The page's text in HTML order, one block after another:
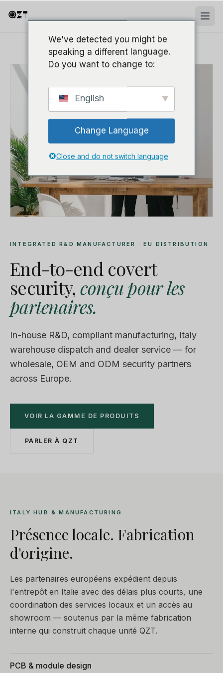
INTEGRATED R&D MANUFACTURER · EU DISTRIBUTION
End-to-end covert
security, conçu pour les
partenaires.
In-house R&D, compliant manufacturing, Italy
warehouse dispatch and dealer service — for
wholesale, OEM and ODM security partners
across Europe.
VOIR LA GAMME DE PRODUITS
PARLER À QZT
ITALY HUB & MANUFACTURING
Présence locale. Fabrication
d'origine.
Les partenaires européens expédient depuis
l'entrepôt en Italie avec des délais plus courts, une
coordination des services locaux et un accès au
showroom — soutenus par la même fabrication
interne qui construit chaque unité QZT.
PCB & module design
We've detected you might be
speaking a different language.
Do you want to change to:
English
Change Language
Close and do not switch language